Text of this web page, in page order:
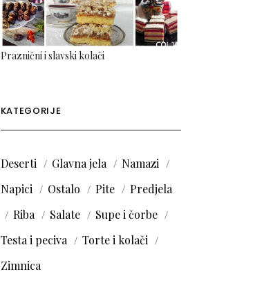
Praznični i slavski kolači
KATEGORIJE
Deserti Glavna jela
Namazi
Napici
Ostalo Pite
Predjela
Riba
Salate
Supe i čorbe
Testa i peciva
Torte i kolači
Zimnica